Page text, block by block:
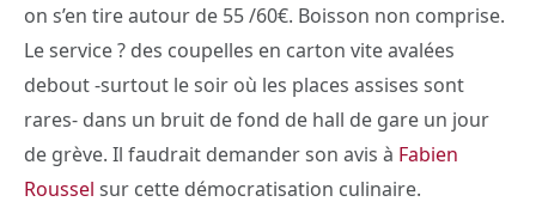
on s’en tire autour de 55 /60€. Boisson non comprise.
Le service ? des coupelles en carton vite avalées
debout -surtout le soir où les places assises sont
rares- dans un bruit de fond de hall de gare un jour
de grève. Il faudrait demander son avis à Fabien
Roussel sur cette démocratisation culinaire.